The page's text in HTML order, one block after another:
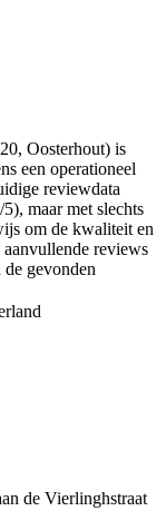
Oosterhout) is
een operationeel
reviewdata
maar met slechts
om de kwaliteit en
reviews
gevonden
de Vierlinghstraat